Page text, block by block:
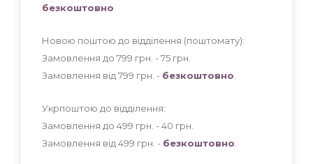
безкоштовно
Новою поштою до відділення (поштомату):
Замовлення до 799 грн. - 75 грн
Замовлення від 799 грн. - безкоштовно
Укрпоштою до відділення:
Замовлення до 499 грн. - 40 грн
Замовлення від 499 грн. - безкоштовно